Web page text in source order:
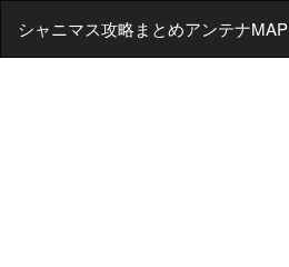
シャニマス攻略まとめアンテナMAP